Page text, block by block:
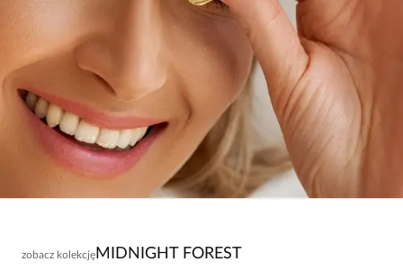
zobacz kolekcję MIDNIGHT FOREST